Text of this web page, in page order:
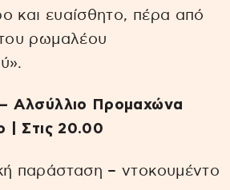
και ευαίσθητο, πέρα από
ρωμαλέου
Αλσύλλιο Προμαχώνα
| Στις 20.00
παράσταση – ντοκουμέντο